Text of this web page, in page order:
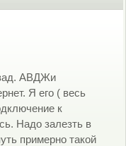
АВДЖи
Я его ( весь
к
Надо залезть в
примерно такой